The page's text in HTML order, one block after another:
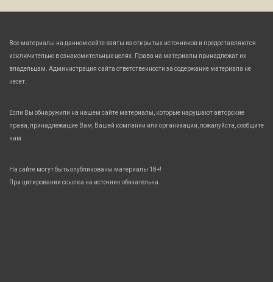
Все материалы на данном сайте взяты из открытых источников и предоставляются
исключительно в ознакомительных целях. Права на материалы принадлежат их
владельцам. Администрация сайта ответственности за содержание материала не
несет.
Если Вы обнаружили на нашем сайте материалы, которые нарушают авторские
права, принадлежащие Вам, Вашей компании или организации, пожалуйста, сообщите
нам.
На сайте могут быть опубликованы материалы 18+!
При цитировании ссылка на источник обязательна.